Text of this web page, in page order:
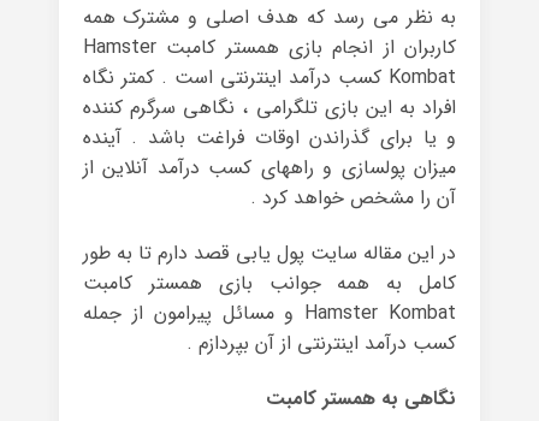
به نظر می رسد که هدف اصلی و مشترک همه
کاربران از انجام بازی همستر کامبت Hamster
Kombat کسب درآمد اینترنتی است . کمتر نگاه
افراد به این بازی تلگرامی ، نگاهی سرگرم کننده
و یا برای گذراندن اوقات فراغت باشد . آینده
میزان پولسازی و راههای کسب درآمد آنلاین از
آن را مشخص خواهد کرد .
در این مقاله سایت پول یابی قصد دارم تا به طور
کامل به همه جوانب بازی همستر کامبت
Hamster Kombat و مسائل پیرامون از جمله
کسب درآمد اینترنتی از آن بپردازم .
نگاهی به همستر کامبت